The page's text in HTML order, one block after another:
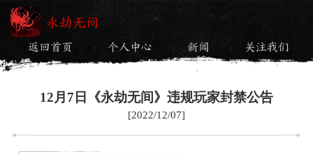
永劫无间
返回首页 / 个人中心 / 新闻 / 关注我们
12月7日《永劫无间》违规玩家封禁公告
[2022/12/07]